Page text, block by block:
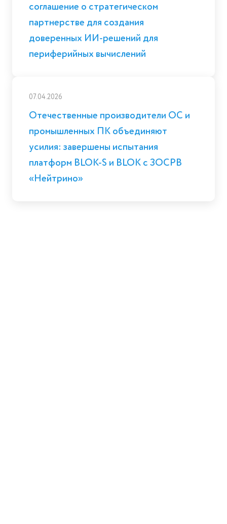
соглашение о стратегическом
партнерстве для создания
доверенных ИИ-решений для
периферийных вычислений
07.04.2026
Отечественные производители ОС и
промышленных ПК объединяют
усилия: завершены испытания
платформ BLOK-S и BLOK с ЗОСРВ
«Нейтрино»